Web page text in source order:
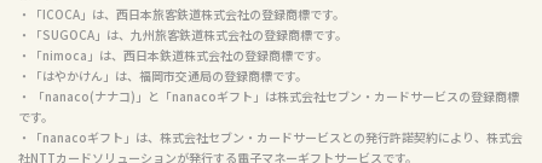
・「ICOCA」は、西日本旅客鉄道株式会社の登録商標です。
・「SUGOCA」は、九州旅客鉄道株式会社の登録商標です。
・「nimoca」は、西日本鉄道株式会社の登録商標です。
・「はやかけん」は、福岡市交通局の登録商標です。
・ 「nanaco(ナナコ)」と「nanacoギフト」は株式会社セブン・カードサービスの登録商標
です。
・「nanacoギフト」は、株式会社セブン・カードサービスとの発行許諾契約により、株式会
社NTTカードソリューションが発行する電子マネーギフトサービスです。